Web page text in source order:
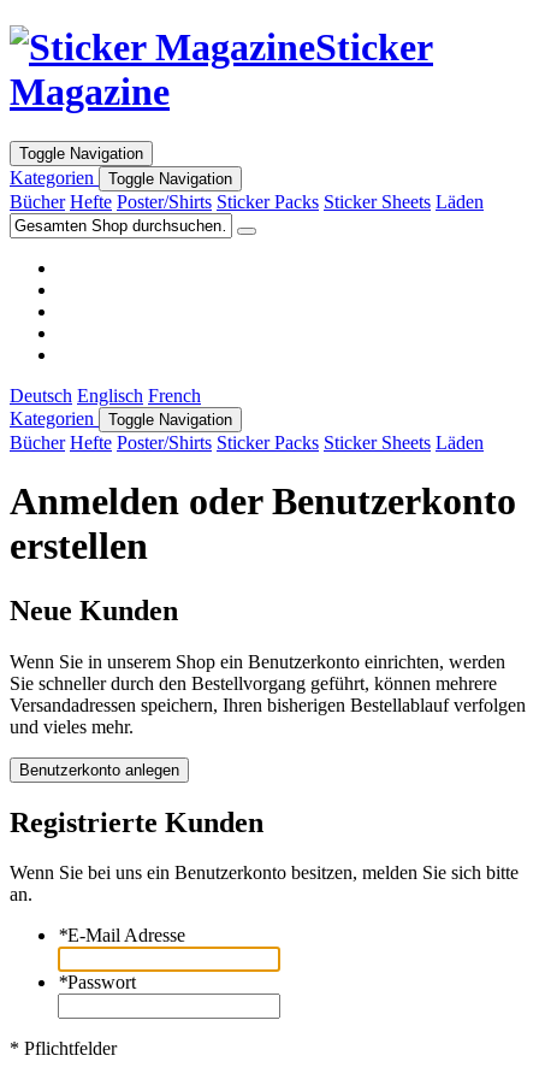
Sticker
Magazine
Toggle Navigation
Kategorien Toggle Navigation
Bücher Hefte Poster/Shirts Sticker Packs Sticker Sheets Läden
Deutsch Englisch French
Kategorien
Toggle Navigation
Bücher Hefte Poster/Shirts Sticker Packs Sticker Sheets Läden
Anmelden oder Benutzerkonto
erstellen
Neue Kunden
Wenn Sie in unserem Shop ein Benutzerkonto einrichten, werden
Sie schneller durch den Bestellvorgang geführt, können mehrere
Versandadressen speichern, Ihren bisherigen Bestellablauf verfolgen
und vieles mehr.
Benutzerkonto anlegen
Registrierte Kunden
Wenn Sie bei uns ein Benutzerkonto besitzen, melden Sie sich bitte
an.
*E-Mail Adresse
*Passwort
* Pflichtfelder